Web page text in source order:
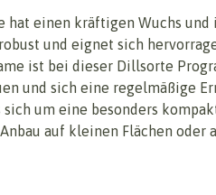
hat einen kräftigen Wuchs
und eignet sich
ist bei dieser Dillsorte
und sich eine regelmäßige
um eine besonders
auf kleinen Flächen oder